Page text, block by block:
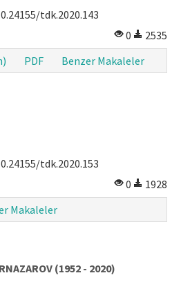
tdk.2020.143
0
2535
PDF Benzer Makaleler
tdk.2020.153
0
1928
Makaleler
(1952 - 2020)